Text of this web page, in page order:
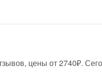
цены от 2740₽.